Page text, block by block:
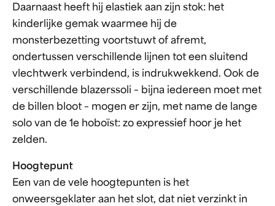
Daarnaast heeft hij elastiek aan zijn stok: het
kinderlijke gemak waarmee hij de
monsterbezetting voortstuwt of afremt,
ondertussen verschillende lijnen tot een sluitend
vlechtwerk verbindend, is indrukwekkend. Ook de
verschillende blazerssoli – bijna iedereen moet met
de billen bloot – mogen er zijn, met name de lange
solo van de 1e hoboïst: zo expressief hoor je het
zelden.
Hoogtepunt
Een van de vele hoogtepunten is het
onweersgeklater aan het slot, dat niet verzinkt in